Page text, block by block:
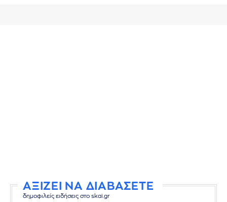
ΑΞΙΖΕΙ ΝΑ ΔΙΑΒΑΣΕΤΕ
δημοφιλείς ειδήσεις στο skai.gr